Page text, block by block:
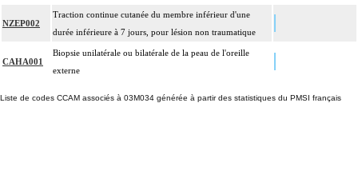
NZEP002
Traction continue cutanée du membre inférieur d'une
durée inférieure à 7 jours, pour lésion non traumatique
CAHA001
Biopsie unilatérale ou bilatérale de la peau de l'oreille
externe
Liste de codes CCAM associés à 03M034 générée à partir des statistiques du PMSI français